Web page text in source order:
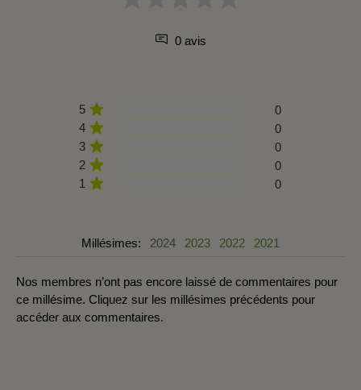
0 avis
5
0
4
0
3
0
2
0
1
0
Millésimes: 2024 2023 2022 2021
Nos membres n’ont pas encore laissé de commentaires pour
ce millésime. Cliquez sur les millésimes précédents pour
accéder aux commentaires.